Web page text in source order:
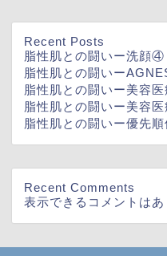
Recent Posts
脂性肌との闘いー洗顔④
脂性肌との闘いー
脂性肌との闘いー美容
脂性肌との闘いー美容
脂性肌との闘いー優先順
Recent Comments
表示できるコメントはあ